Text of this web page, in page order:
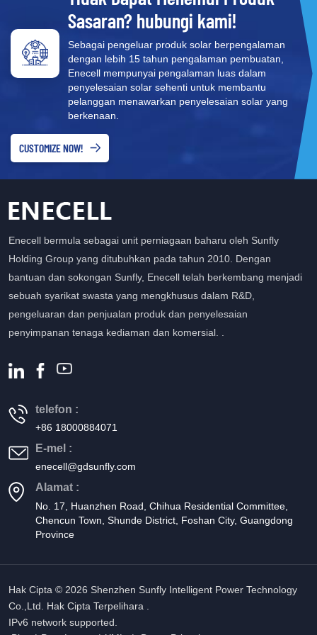
Sasaran? hubungi kami!
Sebagai pengeluar produk solar berpengalaman
dengan lebih 15 tahun pengalaman pembuatan,
Enecell mempunyai pengalaman luas dalam
penyelesaian solar sehenti untuk membantu
pelanggan menawarkan penyelesaian solar yang
berkenaan.
CUSTOMIZE NOW!
Enecell bermula sebagai unit perniagaan baharu oleh Sunfly
Holding Group yang ditubuhkan pada tahun 2010. Dengan
bantuan dan sokongan Sunfly, Enecell telah berkembang menjadi
sebuah syarikat swasta yang mengkhusus dalam R&D,
pengeluaran dan penjualan produk dan penyelesaian
penyimpanan tenaga kediaman dan komersial. .
telefon :
+86 18000884071
E-mel :
enecell@gdsunfly.com
Alamat :
No. 17, Huanzhen Road, Chihua Residential Committee,
Chencun Town, Shunde District, Foshan City, Guangdong
Province
Hak Cipta © 2026 Shenzhen Sunfly Intelligent Power Technology
Co.,Ltd. Hak Cipta Terpelihara .
IPv6 network supported.